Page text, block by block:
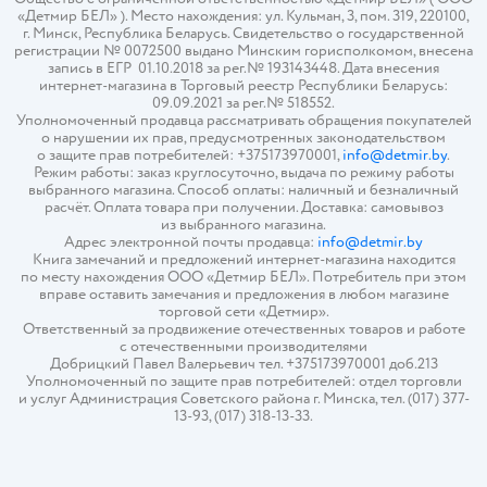
«Детмир БЕЛ» ). Место нахождения: ул. Кульман, 3, пом. 319, 220100,
г. Минск, Республика Беларусь. Свидетельство о государственной
регистрации № 0072500 выдано Минским горисполкомом, внесена
запись в ЕГР 01.10.2018 за рег.№ 193143448. Дата внесения
интернет-магазина в Торговый реестр Республики Беларусь:
09.09.2021 за рег.№ 518552.
Уполномоченный продавца рассматривать обращения покупателей
о нарушении их прав, предусмотренных законодательством
о защите прав потребителей: +375173970001,info@detmir.by.
Режим работы: заказ круглосуточно, выдача по режиму работы
выбранного магазина. Способ оплаты: наличный и безналичный
расчёт. Оплата товара при получении. Доставка: самовывоз
из выбранного магазина.
Адрес электронной почты продавца: info@detmir.by
Книга замечаний и предложений интернет-магазина находится
по месту нахождения ООО «Детмир БЕЛ». Потребитель при этом
вправе оставить замечания и предложения в любом магазине
торговой сети «Детмир».
Ответственный за продвижение отечественных товаров и работе
с отечественными производителями
Добрицкий Павел Валерьевич тел. +375173970001 доб.213
Уполномоченный по защите прав потребителей: отдел торговли
и услуг Администрация Советского района г. Минска, тел. (017) 377-
13-93, (017) 318-13-33.